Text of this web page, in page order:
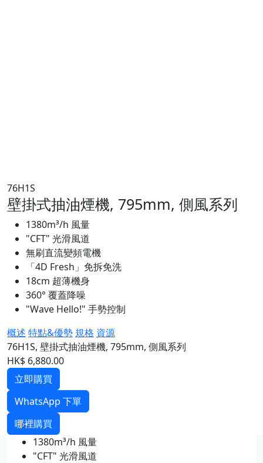
76H1S
壁掛式抽油煙機, 795mm, 側風系列
1380m³/h 風量
"CFT" 光滑風道
無刷直流變頻電機
「4D Fresh」免拆免洗
18cm 超薄機身
360° 覆蓋降噪
"Wave Hello!" 手勢控制
概述 特點&優勢 規格 資源
76H1S, 壁掛式抽油煙機, 795mm, 側風系列
HK$ 6,880.00
立即購買
WhatsApp 下單
哪裡購買
1380m³/h 風量
"CFT" 光滑風道